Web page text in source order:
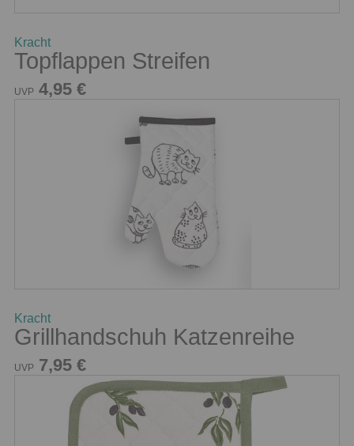
Kracht
Topflappen Streifen
UVP 4,95 €
Kracht
Grillhandschuh Katzenreihe
UVP 7,95 €